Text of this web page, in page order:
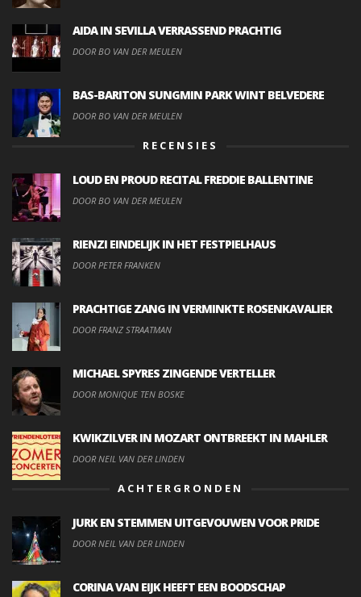
AIDA IN SEVILLA VERRASSEND PRACHTIG
DOOR BO VAN DER MEULEN
BAS-BARITON SUNGMIN PARK WINT BELVEDERE
DOOR BO VAN DER MEULEN
RECENSIES
LOUD EN PROUD RECITAL FREDDIE BALLENTINE
DOOR BO VAN DER MEULEN
RIENZI EINDELIJK IN HET FESTPIELHAUS
DOOR PETER FRANKEN
PRACHTIGE ZANG IN VERMINKTE ROSENKAVALIER
DOOR FRANZ STRAATMAN
MICHAEL SPYRES ZINGENDE VERTELLER
DOOR MONIQUE TEN BOSKE
KWIKZILVER IN MOZART ONTBREEKT IN MAHLER
DOOR NEIL VAN DER LINDEN
ACHTERGRONDEN
JURK EN STEMMEN UITGEVOUWEN VOOR PRIDE
DOOR NEIL VAN DER LINDEN
CORINA VAN EIJK HEEFT EEN BOODSCHAP